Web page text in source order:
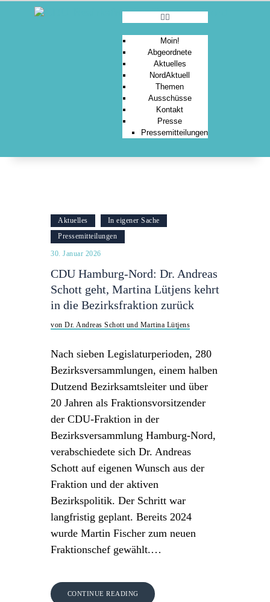
Moin!
Abgeordnete
Aktuelles
NordAktuell
Themen
Ausschüsse
Kontakt
Presse
Pressemitteilungen
Aktuelles
In eigener Sache
Pressemitteilungen
30. Januar 2026
CDU Hamburg-Nord: Dr. Andreas
Schott geht, Martina Lütjens kehrt
in die Bezirksfraktion zurück
von Dr. Andreas Schott und Martina Lütjens
Nach sieben Legislaturperioden, 280
Bezirksversammlungen, einem halben
Dutzend Bezirksamtsleiter und über
20 Jahren als Fraktionsvorsitzender
der CDU-Fraktion in der
Bezirksversammlung Hamburg-Nord,
verabschiedete sich Dr. Andreas
Schott auf eigenen Wunsch aus der
Fraktion und der aktiven
Bezirkspolitik. Der Schritt war
langfristig geplant. Bereits 2024
wurde Martin Fischer zum neuen
Fraktionschef gewählt.…
CONTINUE READING